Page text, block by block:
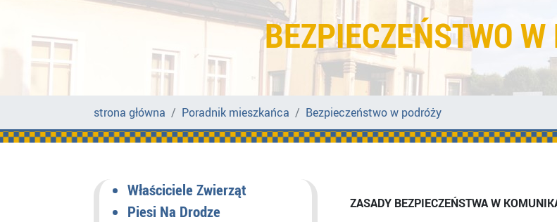
BEZPIECZEŃSTWO W
strona główna Poradnik mieszkańca Bezpieczeństwo w podróży
Właściciele Zwierząt
Piesi Na Drodze
ZASADY BEZPIECZEŃSTWA W